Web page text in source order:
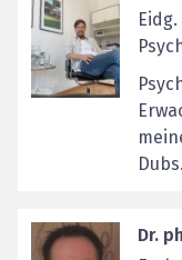
Dubs.
Dr.